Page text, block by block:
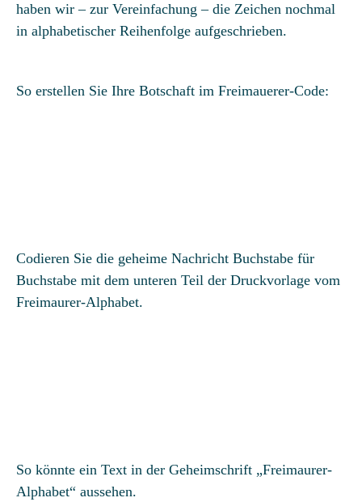
haben wir – zur Vereinfachung – die Zeichen nochmal
in alphabetischer Reihenfolge aufgeschrieben.
So erstellen Sie Ihre Botschaft im Freimauerer-Code:
Codieren Sie die geheime Nachricht Buchstabe für
Buchstabe mit dem unteren Teil der Druckvorlage vom
Freimaurer-Alphabet.
So könnte ein Text in der Geheimschrift „Freimaurer-
Alphabet“ aussehen.